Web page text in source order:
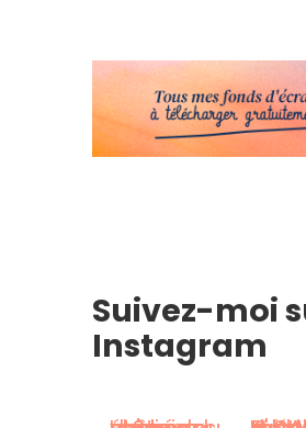
Suivez-moi
Instagram